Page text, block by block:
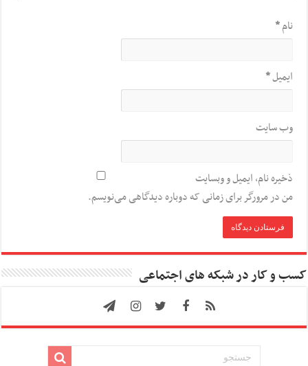
نام*
ایمیل*
وب‌ سایت
ذخیره نام، ایمیل و وبسایت
من در مرورگر برای زمانی که دوباره دیدگاهی می‌نویسم.
کسب و کار در شبکه های اجتماعی